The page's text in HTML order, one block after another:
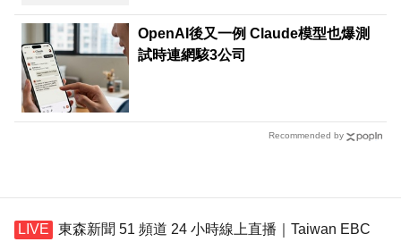
OpenAI後又一例 Claude模型也爆測
試時連網駭3公司
Recommended by
東森新聞 51 頻道 24 小時線上直播｜Taiwan EBC